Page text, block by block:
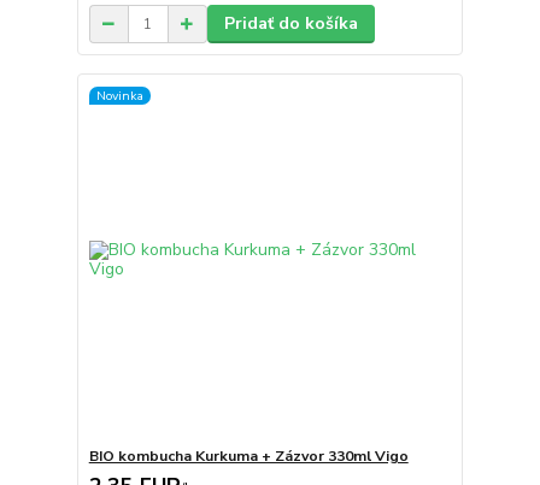
Pridať do košíka
Novinka
BIO kombucha Kurkuma + Zázvor 330ml Vigo